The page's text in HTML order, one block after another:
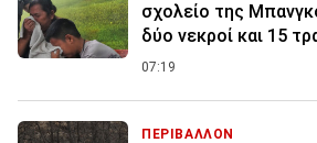
σχολείο της
δύο νεκροί και 15
07:19
ΠΕΡΙΒΑΛΛΟΝ